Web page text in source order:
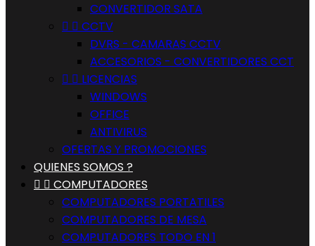
CONVERTIDOR SATA
  CCTV
DVRS - CAMARAS CCTV
ACCESORIOS - CONVERTIDORES CCT
  LICENCIAS
WINDOWS
OFFICE
ANTIVIRUS
OFERTAS Y PROMOCIONES
QUIENES SOMOS ?
  COMPUTADORES
COMPUTADORES PORTATILES
COMPUTADORES DE MESA
COMPUTADORES TODO EN 1